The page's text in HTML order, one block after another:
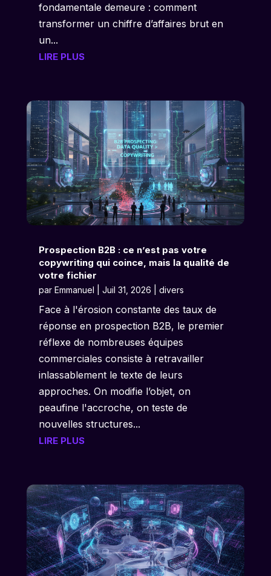
fondamentale demeure : comment
transformer un chiffre d’affaires brut en
un...
LIRE PLUS
Prospection B2B : ce n’est pas votre
copywriting qui coince, mais la qualité de
votre fichier
par Emmanuel Juil 31, 2026 divers
Face à l'érosion constante des taux de
réponse en prospection B2B, le premier
réflexe de nombreuses équipes
commerciales consiste à retravailler
inlassablement le texte de leurs
approches. On modifie l’objet, on
peaufine l'accroche, on teste de
nouvelles structures...
LIRE PLUS